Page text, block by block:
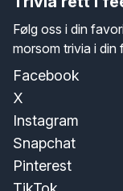
Følg oss i din
morsom trivia i din
Facebook
X
Instagram
Snapchat
Pinterest